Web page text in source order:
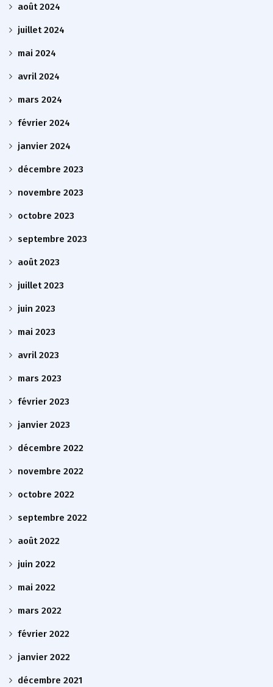
août 2024
juillet 2024
mai 2024
avril 2024
mars 2024
février 2024
janvier 2024
décembre 2023
novembre 2023
octobre 2023
septembre 2023
août 2023
juillet 2023
juin 2023
mai 2023
avril 2023
mars 2023
février 2023
janvier 2023
décembre 2022
novembre 2022
octobre 2022
septembre 2022
août 2022
juin 2022
mai 2022
mars 2022
février 2022
janvier 2022
décembre 2021